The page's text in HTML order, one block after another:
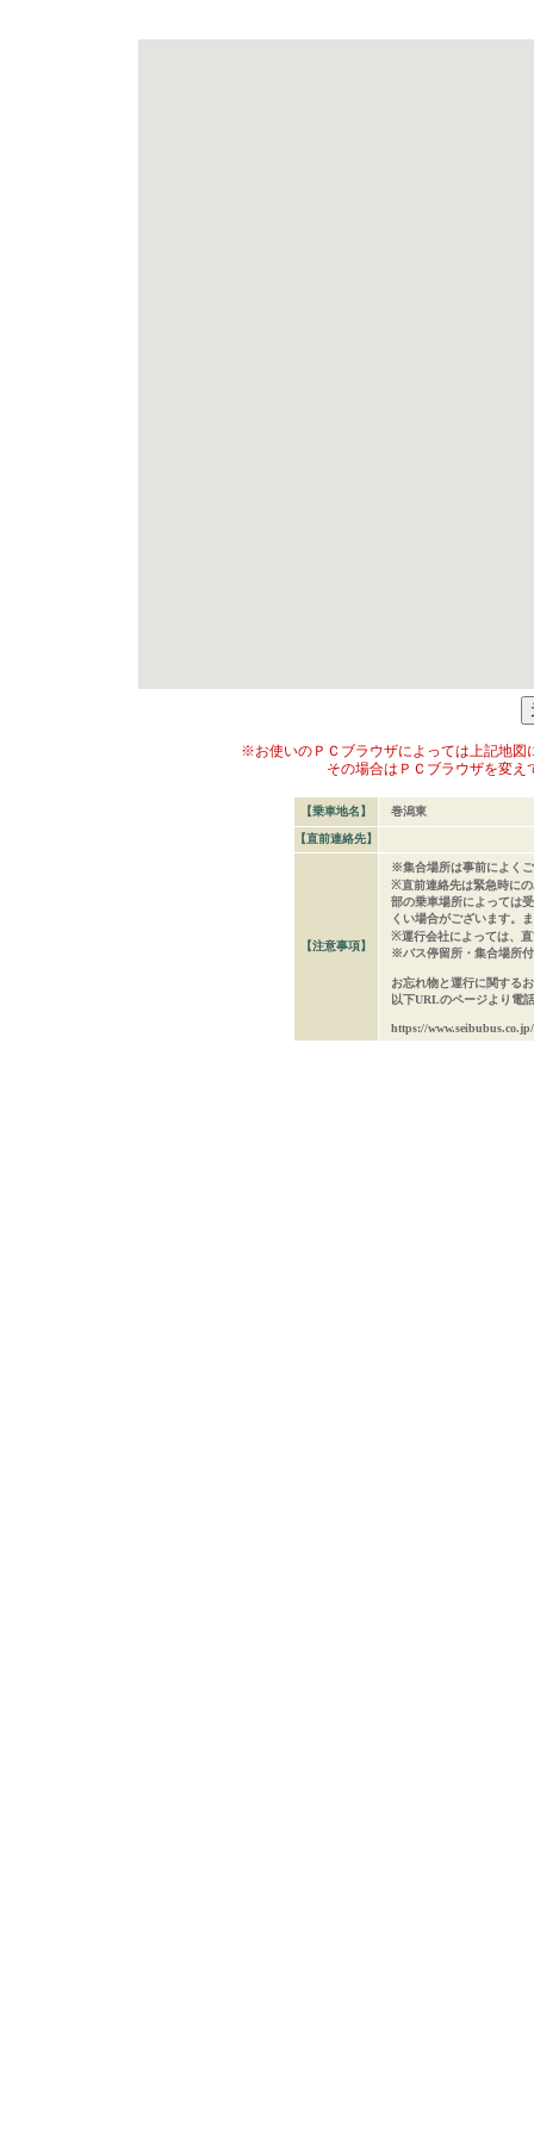
※お使いのＰＣブラウザによっては上記地図
その場合はＰＣブラウザを変
【乗車地名】 巻潟東
【直前連絡先】
【注意事項】
※集合場所は事前によく
※直前連絡先は緊急時に
部の乗車場所によっては
くい場合がございます。
※運行会社によっては、
※バス停留所・集合場所
お忘れ物と運行に関する
以下URLのページより電
https://